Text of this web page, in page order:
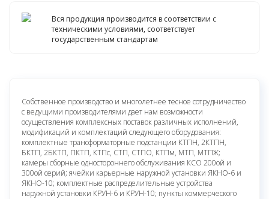
Вся продукция производится в соответствии с
техническими условиями, соответствует
государственным стандартам
Собственное производство и многолетнее тесное сотрудничество
с ведущими производителями дает нам возможности
осуществления комплексных поставок различных исполнений,
модификаций и комплектаций следующего оборудования:
комплектные трансформаторные подстанции КТПН, 2КТПН,
БКТП, 2БКТП, ПКТП, КТПс, СТП, СТПО, КТПм, МТП, МТПЖ;
камеры сборные одностороннего обслуживания КСО 200ой и
300ой серий; ячейки карьерные наружной установки ЯКНО-6 и
ЯКНО-10; комплектные распределительные устройства
наружной установки КРУН-6 и КРУН-10; пункты коммерческого